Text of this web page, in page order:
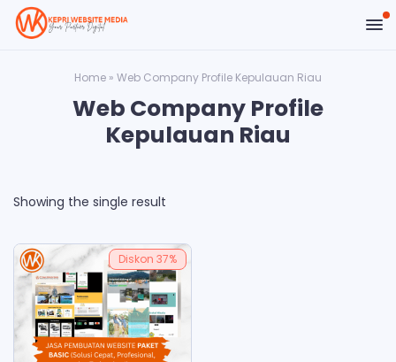
Home » Web Company Profile Kepulauan Riau
Web Company Profile
Kepulauan Riau
Showing the single result
Diskon 37%